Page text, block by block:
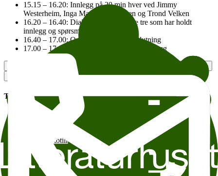
15.15 – 16.20: Innlegg på 20 min hver ved Jimmy
Westerheim, Inga Marte Thorkildsen og Trond Velken
16.20 – 16.40: Dialogsamtale med de tre som har holdt
innlegg og spørsmål fra salen
16.40 – 17.00: Oppsummering og avslutning
17.00 – 17.10: Musikalsk innslag ved Kjellaug
Legg til i kalender
Kopier lenke
Tema:
Helse, kropp og sinn
Den enkelte arrangør er ansvarlig for arrangement og tekst,
innhenting av fototillatelse og fotokreditering. For spørsmål om
innhold, deltakere eller andre detaljer, ta kontakt direkte med
arrangøren.